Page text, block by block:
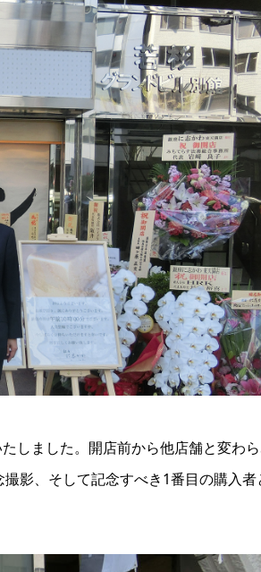
しました。開店前から他店舗と変わ
影、そして記念すべき1番目の購入者